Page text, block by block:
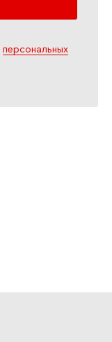
персональных